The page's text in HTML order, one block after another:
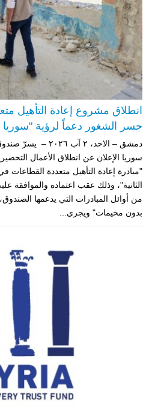
انطلاق مشروع إعادة التأهيل
جسر الشغور دعماً لرؤية
دمشق – الاحد، ٢ آب
سوريا الإعلان عن انطلاق الأعمال
"مبادرة إعادة التأهيل متعددة
الثانية"، وذلك عقب اعتماده والموافقة
من أوائل المبادرات التي يدعمها
بدون مخيمات" ويجري...